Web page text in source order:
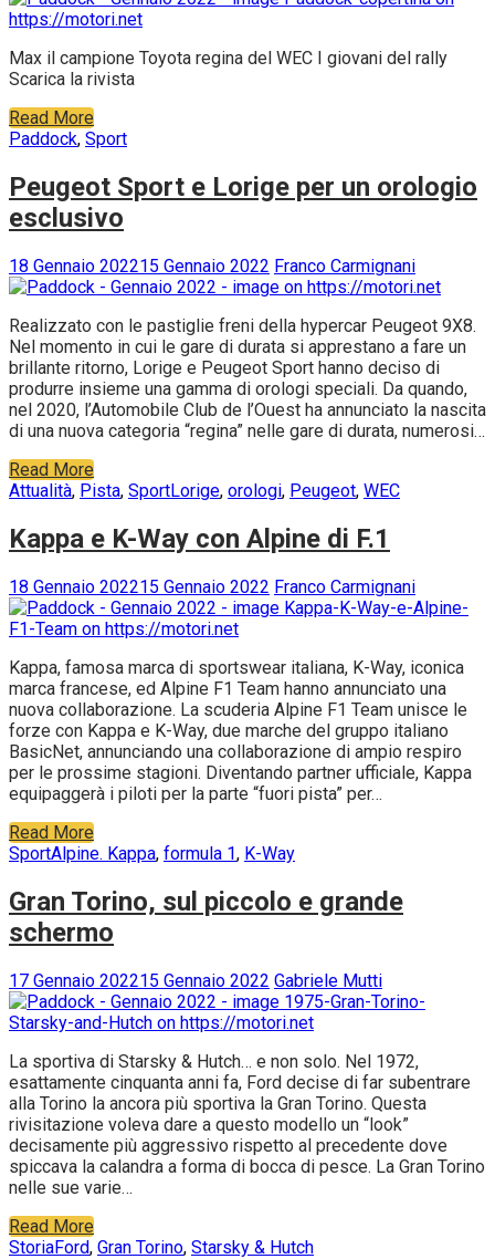
Max il campione Toyota regina del WEC I giovani del rally
Scarica la rivista
Read More
Paddock, Sport
Peugeot Sport e Lorige per un orologio
esclusivo
18 Gennaio 202215 Gennaio 2022 Franco Carmignani
Realizzato con le pastiglie freni della hypercar Peugeot 9X8.
Nel momento in cui le gare di durata si apprestano a fare un
brillante ritorno, Lorige e Peugeot Sport hanno deciso di
produrre insieme una gamma di orologi speciali. Da quando,
nel 2020, l’Automobile Club de l’Ouest ha annunciato la nascita
di una nuova categoria “regina” nelle gare di durata, numerosi…
Read More
Attualità, Pista, SportLorige, orologi, Peugeot, WEC
Kappa e K-Way con Alpine di F.1
18 Gennaio 202215 Gennaio 2022 Franco Carmignani
Kappa, famosa marca di sportswear italiana, K-Way, iconica
marca francese, ed Alpine F1 Team hanno annunciato una
nuova collaborazione. La scuderia Alpine F1 Team unisce le
forze con Kappa e K-Way, due marche del gruppo italiano
BasicNet, annunciando una collaborazione di ampio respiro
per le prossime stagioni. Diventando partner ufficiale, Kappa
equipaggerà i piloti per la parte “fuori pista” per…
Read More
SportAlpine. Kappa, formula 1, K-Way
Gran Torino, sul piccolo e grande
schermo
17 Gennaio 202215 Gennaio 2022 Gabriele Mutti
La sportiva di Starsky & Hutch… e non solo. Nel 1972,
esattamente cinquanta anni fa, Ford decise di far subentrare
alla Torino la ancora più sportiva la Gran Torino. Questa
rivisitazione voleva dare a questo modello un “look”
decisamente più aggressivo rispetto al precedente dove
spiccava la calandra a forma di bocca di pesce. La Gran Torino
nelle sue varie…
Read More
StoriaFord, Gran Torino, Starsky & Hutch